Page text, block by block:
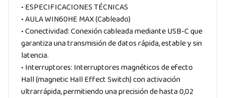
• ESPECIFICACIONES TÉCNICAS
• AULA WIN60HE MAX (Cableado)
• Conectividad: Conexión cableada mediante USB-C que
garantiza una transmisión de datos rápida, estable y sin
latencia.
• Interruptores: Interruptores magnéticos de efecto
Hall (magnetic Hall Effect Switch) con activación
ultrarrápida, permitiendo una precisión de hasta 0,02